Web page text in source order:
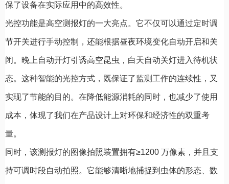
保了设备在实际应用中的高效性。
光控功能是高空测报灯的一大亮点。它不仅可以通过定时调
节开关进行手动控制，还能根据昼夜环境变化自动开启和关
闭。晚上自动开灯引诱高空昆虫，白天自动关灯进入待机状
态。这种智能的光控方式，既保证了监测工作的连续性，又
实现了节能的目的。在降低能源消耗的同时，也减少了使用
成本，体现了我们在产品设计上对环保和经济性的双重考
量。
同时，该测报灯的图像拍照装置拥有≥1200 万像素，并且支
持可调时段自动拍照。它能够清晰地捕捉到虫体的形态、数